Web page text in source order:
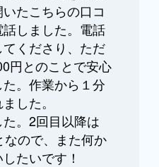
たこちらの口コ
しました。電話
くださり、ただ
円とのことで安心
。作業から１分
した。
。2回目以降は
ので、また何か
たいです！